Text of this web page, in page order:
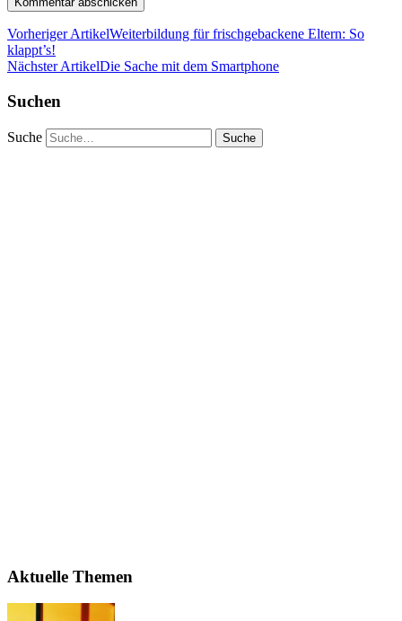
Vorheriger ArtikelWeiterbildung für frischgebackene Eltern: So
klappt’s!
Nächster ArtikelDie Sache mit dem Smartphone
Suchen
Suche
Aktuelle Themen